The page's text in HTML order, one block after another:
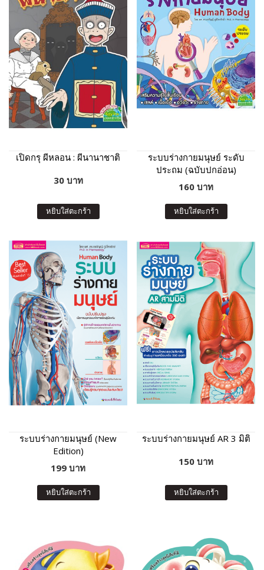
เปิดกรุ ผีหลอน : ผีนานาชาติ
30 บาท
หยิบใส่ตะกร้า
ระบบร่างกายมนุษย์ ระดับ
ประถม (ฉบับปกอ่อน)
160 บาท
หยิบใส่ตะกร้า
ระบบร่างกายมนุษย์ (New
Edition)
199 บาท
หยิบใส่ตะกร้า
ระบบร่างกายมนุษย์ AR 3 มิติ
150 บาท
หยิบใส่ตะกร้า